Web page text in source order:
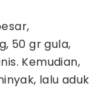
50 gr gula,
Kemudian,
lalu aduk